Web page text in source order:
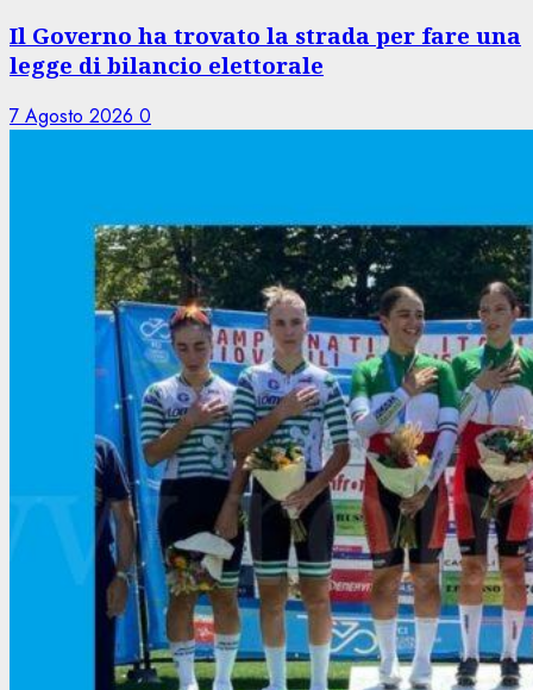
Il Governo ha trovato la strada per fare una
legge di bilancio elettorale
7 Agosto 2026 0